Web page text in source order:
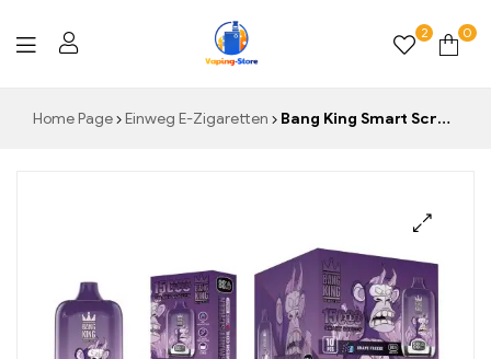
2 0
Home Page Einweg E-Zigaretten Bang King Smart Screen 15000 Puff Einweg E-Zigarette Grape Freeze Genießen Sie die Duty-Free-Vorteile und erleben Sie eine unvergleichliche langanhaltende Dampfleistung